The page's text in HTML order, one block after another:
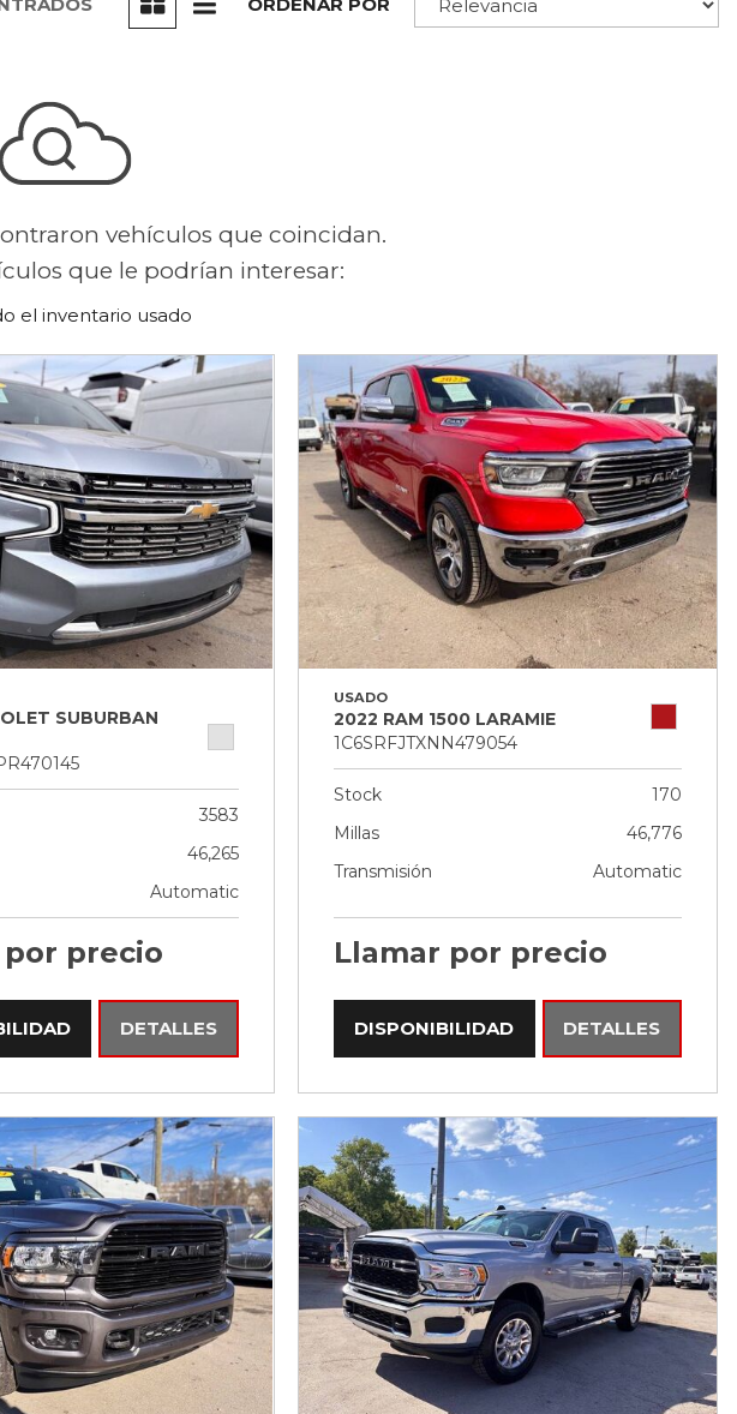
vehículos que coincidan.
que le podrían interesar:
el inventario usado
SUBURBAN
3583
46,265
Automatic
precio
DETALLES
USADO
2022 RAM 1500 LARAMIE
1C6SRFJTXNN479054
Stock
170
Millas
46,776
Transmisión
Automatic
Llamar por precio
DISPONIBILIDAD DETALLES